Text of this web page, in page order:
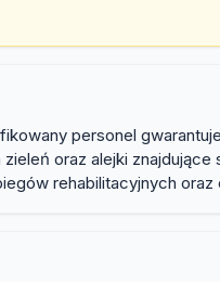
personel
oraz alejki
rehabilitacyjnych oraz